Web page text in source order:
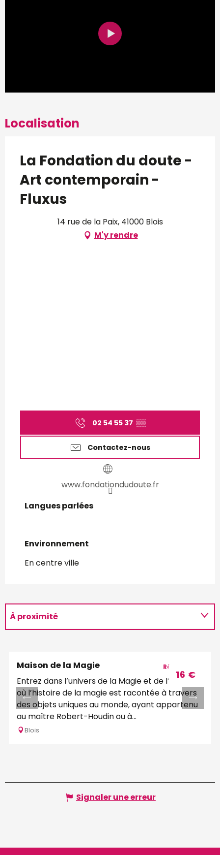
Localisation
La Fondation du doute -
Art contemporain -
Fluxus
14 rue de la Paix, 41000 Blois
M'y rendre
02 54 55 37 ▒▒
Contactez-nous
www.fondationdudoute.fr
Langues parlées
Langues parlées
Environnement
Environnement
En centre ville
À proximité
16 €
Maison de la Magie
Entrez dans l’univers de la Magie et de l’Illusion
où l’histoire de la magie est racontée à travers
des objets uniques au monde, ayant appartenu
au maître Robert-Houdin ou à...
Blois
Réservable
Signaler une erreur